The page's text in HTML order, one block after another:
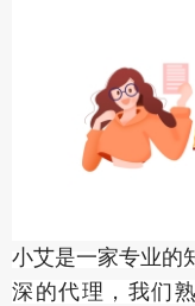
小艾是一家专业的
深的代理，我们